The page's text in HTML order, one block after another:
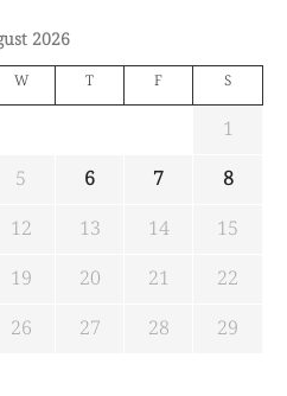
2026
W T F S
1
5 6 7
8
12 13 14
15
19 20 21
22
26 27 28
29